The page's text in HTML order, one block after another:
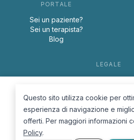
PORTALE
Sei un paziente?
Sei un terapista?
Blog
LEGALE
Cookie Policy
Questo sito utilizza cookie per
esperienza di navigazione e
offerti. Per maggiori informazioni
Policy.